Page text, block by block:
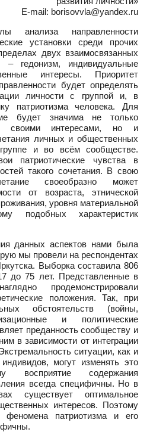
E-mail: borisovvla@yandex.ru
анализа направленности
установки среди прочих
двух взаимосвязанных
– гедонизм, индивидуальные
интересы. Приоритет
будет определять
личности с группой и, в
патриотизма человека. Для
будет значима не только
своими интересами, но и
личных и общественных
и во всём сообществе.
патриотические чувства в
такого сочетания. В свою
своеобразно может
от возраста, этнической
уровня материальной
подобных характеристик
данных аспектов нами была
мы провели на респондентах
Выборка составила 806
до 75 лет. Представленные в
продемонстрировали
положения. Так, при
обстоятельств (войны,
и политические
преданность сообществу и
в зависимости от интеграции
ситуации, как и
могут изменять это
восприятие содержания
всегда специфичны. Но в
существует оптимальное
интересов. Поэтому
феномена патриотизма и его